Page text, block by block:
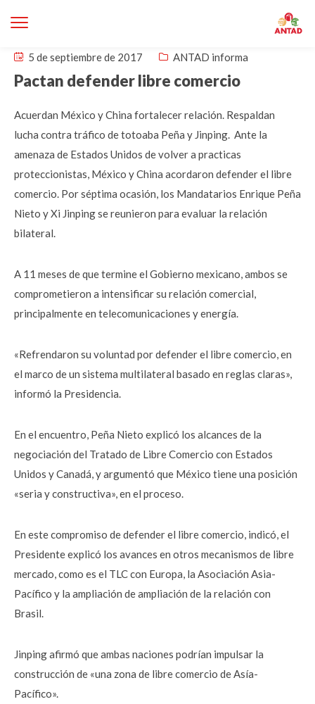
5 de septiembre de 2017 ANTAD informa
Pactan defender libre comercio
Acuerdan México y China fortalecer relación. Respaldan
lucha contra tráfico de totoaba Peña y Jinping. Ante la
amenaza de Estados Unidos de volver a practicas
proteccionistas, México y China acordaron defender el libre
comercio. Por séptima ocasión, los Mandatarios Enrique Peña
Nieto y Xi Jinping se reunieron para evaluar la relación
bilateral.
A 11 meses de que termine el Gobierno mexicano, ambos se
comprometieron a intensificar su relación comercial,
principalmente en telecomunicaciones y energía.
«Refrendaron su voluntad por defender el libre comercio, en
el marco de un sistema multilateral basado en reglas claras»,
informó la Presidencia.
En el encuentro, Peña Nieto explicó los alcances de la
negociación del Tratado de Libre Comercio con Estados
Unidos y Canadá, y argumentó que México tiene una posición
«seria y constructiva», en el proceso.
En este compromiso de defender el libre comercio, indicó, el
Presidente explicó los avances en otros mecanismos de libre
mercado, como es el TLC con Europa, la Asociación Asia-
Pacífico y la ampliación de ampliación de la relación con
Brasil.
Jinping afirmó que ambas naciones podrían impulsar la
construcción de «una zona de libre comercio de Asía-
Pacífico».